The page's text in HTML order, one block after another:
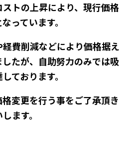
トの上昇により、現行価格
っています。
費削減などにより価格据え
たが、自助努力のみでは吸
ております。
変更を行う事をご了承頂き
ます。